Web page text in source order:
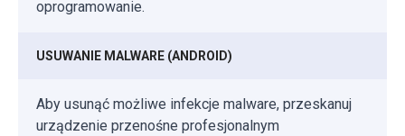
oprogramowanie.
USUWANIE MALWARE (ANDROID)
Aby usunąć możliwe infekcje malware, przeskanuj
urządzenie przenośne profesjonalnym